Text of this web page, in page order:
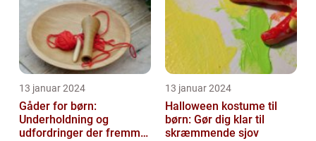
13 januar 2024
Gåder for børn:
Underholdning og
udfordringer der fremmer
13 januar 2024
Halloween kostume til
børn: Gør dig klar til
skræmmende sjov